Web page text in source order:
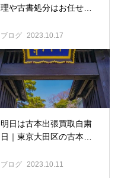
理や古書処分はお任せく
本出張買取専門店 古書窟
ブログ 2023.10.17
明日は古本出張買取自粛
日｜東京大田区の古本出
羽堂
ブログ 2023.10.11